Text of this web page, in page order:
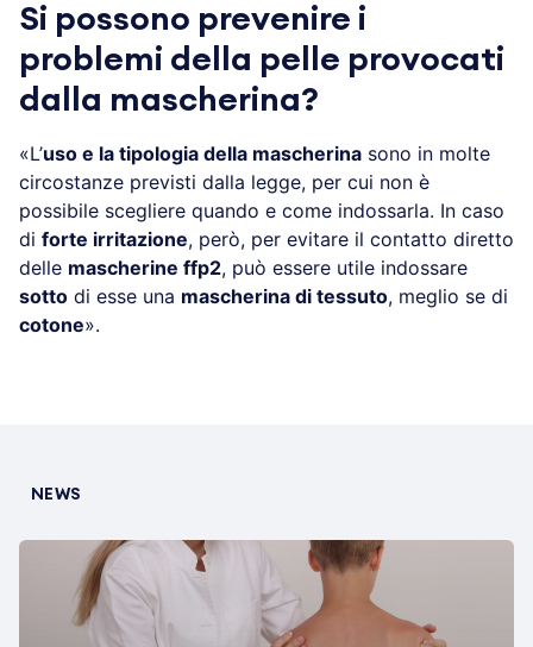
Si possono prevenire i
problemi della pelle provocati
dalla mascherina?
«L’uso e la tipologia della mascherina sono in molte
circostanze previsti dalla legge, per cui non è
possibile scegliere quando e come indossarla. In caso
di forte irritazione, però, per evitare il contatto diretto
delle mascherine ffp2, può essere utile indossare
sotto di esse una mascherina di tessuto, meglio se di
cotone».
NEWS